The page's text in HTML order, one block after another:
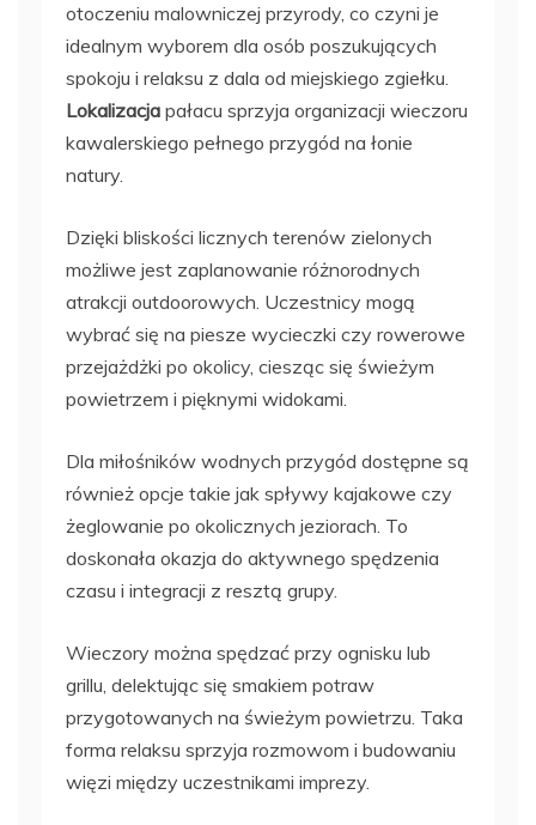
otoczeniu malowniczej przyrody, co czyni je
idealnym wyborem dla osób poszukujących
spokoju i relaksu z dala od miejskiego zgiełku.
Lokalizacja pałacu sprzyja organizacji wieczoru
kawalerskiego pełnego przygód na łonie
natury.
Dzięki bliskości licznych terenów zielonych
możliwe jest zaplanowanie różnorodnych
atrakcji outdoorowych. Uczestnicy mogą
wybrać się na piesze wycieczki czy rowerowe
przejażdżki po okolicy, ciesząc się świeżym
powietrzem i pięknymi widokami.
Dla miłośników wodnych przygód dostępne są
również opcje takie jak spływy kajakowe czy
żeglowanie po okolicznych jeziorach. To
doskonała okazja do aktywnego spędzenia
czasu i integracji z resztą grupy.
Wieczory można spędzać przy ognisku lub
grillu, delektując się smakiem potraw
przygotowanych na świeżym powietrzu. Taka
forma relaksu sprzyja rozmowom i budowaniu
więzi między uczestnikami imprezy.